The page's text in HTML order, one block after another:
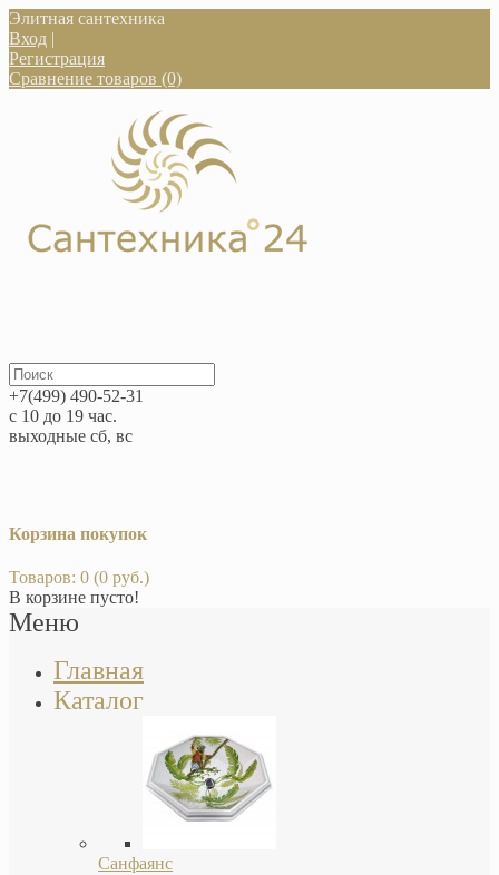
Элитная сантехника
Вход |
Регистрация
Сравнение товаров (0)
+7(499) 490-52-31
с 10 до 19 час.
выходные сб, вс
Корзина покупок
Товаров: 0 (0 руб.)
В корзине пусто!
Меню
Главная
Каталог
Санфаянс